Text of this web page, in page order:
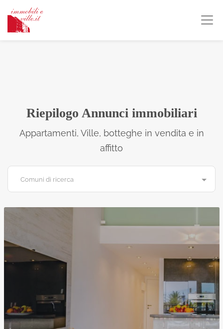
Riepilogo Annunci immobiliari
Appartamenti, Ville, botteghe in vendita e in
affitto
Comuni di ricerca